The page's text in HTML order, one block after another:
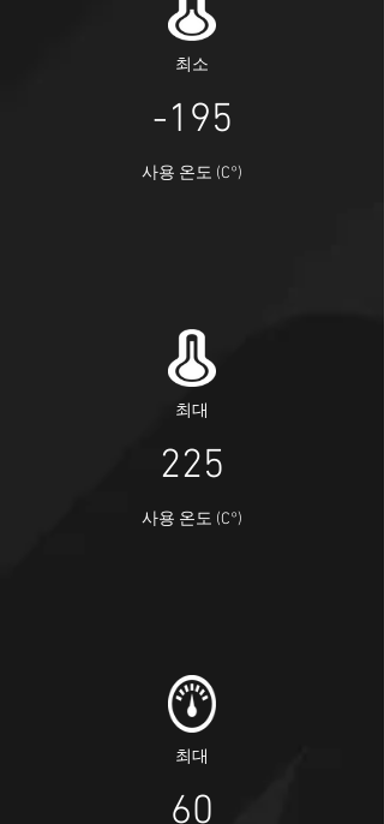
​최소
-195
사용 온도 (C°)
​최대
225
사용 온도 (C°)
​최대
60